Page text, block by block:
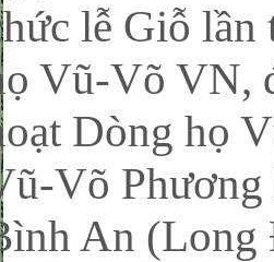
lễ Giỗ lần
Vũ-Võ VN,
Dòng họ
Võ Phương
An (Long